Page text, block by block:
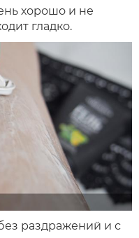
хорошо и не
гладко.
раздражений и с